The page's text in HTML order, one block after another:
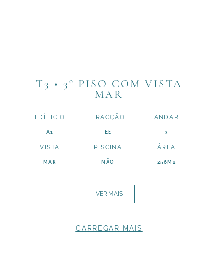
T3 • 3º PISO COM VISTA
MAR
EDÍFICIO
A1
FRACÇÃO
EE
ANDAR
3
VISTA
MAR
PISCINA
NÃO
ÁREA
256M2
VER MAIS
CARREGAR MAIS